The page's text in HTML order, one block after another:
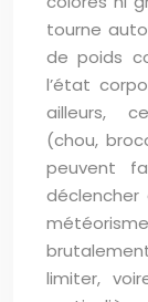
tourne
de poids
l’état
ailleurs,
(chou,
peuvent
déclencher
limiter,